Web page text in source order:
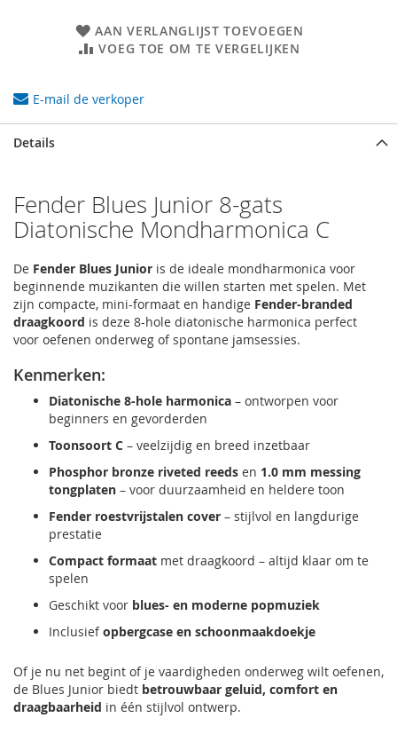
AAN VERLANGLIJST TOEVOEGEN
VOEG TOE OM TE VERGELIJKEN
E-mail de verkoper
Details
Fender Blues Junior 8-gats
Diatonische Mondharmonica C
De Fender Blues Junior is de ideale mondharmonica voor
beginnende muzikanten die willen starten met spelen. Met
zijn compacte, mini-formaat en handige Fender-branded
draagkoord is deze 8-hole diatonische harmonica perfect
voor oefenen onderweg of spontane jamsessies.
Kenmerken:
Diatonische 8-hole harmonica – ontworpen voor
beginners en gevorderden
Toonsoort C – veelzijdig en breed inzetbaar
Phosphor bronze riveted reeds en 1.0 mm messing
tongplaten – voor duurzaamheid en heldere toon
Fender roestvrijstalen cover – stijlvol en langdurige
prestatie
Compact formaat met draagkoord – altijd klaar om te
spelen
Geschikt voor blues- en moderne popmuziek
Inclusiefopbergcase en schoonmaakdoekje
Of je nu net begint of je vaardigheden onderweg wilt oefenen,
de Blues Junior biedt betrouwbaar geluid, comfort en
draagbaarheid in één stijlvol ontwerp.